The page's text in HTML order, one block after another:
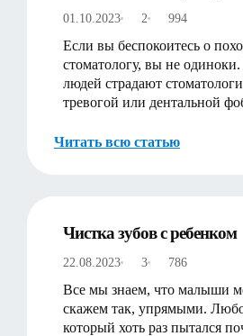
01.10.2023 2 994
Если вы беспокоитесь о
стоматологу, вы не
людей страдают
тревогой или дентальной
Читать всю статью
Чистка зубов с ребенком
22.08.2023 3 786
Все мы знаем, что малыши
скажем так, упрямыми.
который хоть раз пытался